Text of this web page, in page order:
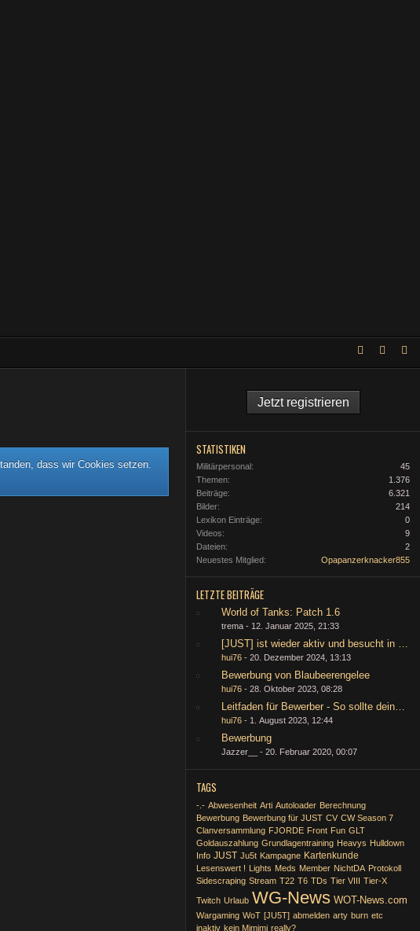
dass wir Cookies setzen.
Jetzt registrieren
STATISTIKEN
Militärpersonal
45
Themen
1.376
Beiträge
6.321
Bilder
214
Lexikon Einträge
0
Videos
9
Dateien
2
Neuestes Mitglied
Opapanzerknacker855
LETZTE BEITRÄGE
World of Tanks: Patch 1.6
trema - 12. Januar 2025, 21:33
[JUST] ist wieder aktiv und besucht in
hui76 - 20. Dezember 2024, 13:13
Bewerbung von Blaubeerengelee
hui76 - 28. Oktober 2023, 08:28
Leitfaden für Bewerber - So sollte deine
hui76 - 1. August 2023, 12:44
Bewerbung
Jazzer__ - 20. Februar 2020, 00:07
TAGS
-.- Abwesenheit Arti Autoloader Berechnung
Bewerbung Bewerbung für JUST CV CW Season 7
Clanversammlung FJORDE Front Fun GLT
Goldauszahlung Grundlagentraining Heavys Hulldown
Info JUST Ju5t Kampagne Kartenkunde
Lesenswert ! Lights Meds Member NichtDA Protokoll
Sidescraping Stream T22 T6 TDs Tier VIII Tier-X
Twitch Urlaub WG-News WOT-News.com
Wargaming WoT [JU5T] abmelden arty burn etc
inaktiv kein Mimimi really?